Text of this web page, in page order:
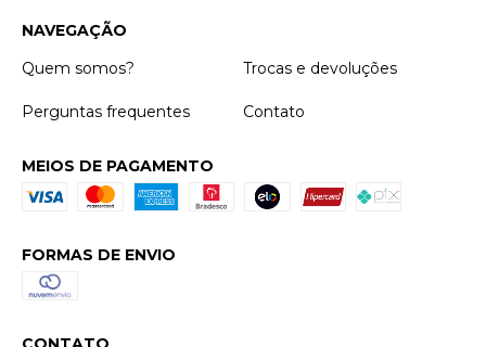
NAVEGAÇÃO
Quem somos?
Trocas e devoluções
Perguntas frequentes Contato
MEIOS DE PAGAMENTO
FORMAS DE ENVIO